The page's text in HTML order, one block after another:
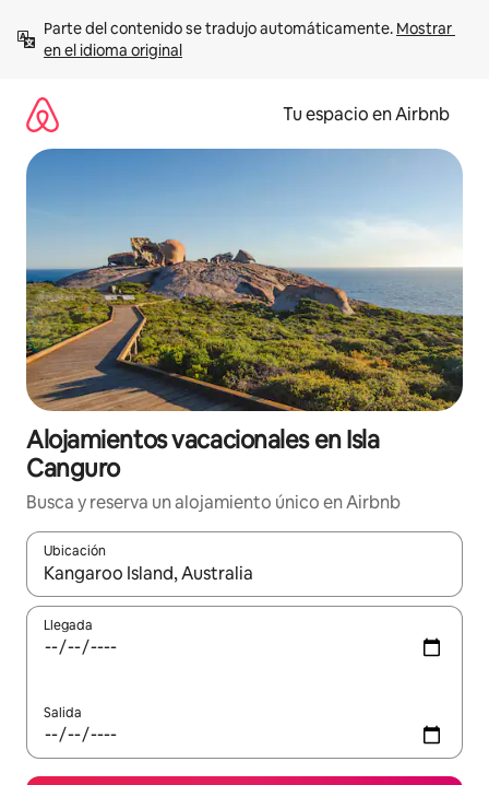
contenido
Parte del contenido se tradujo automáticamente. Mostrar
en el idioma original
Tu espacio en Airbnb
Alojamientos vacacionales en Isla
Canguro
Busca y reserva un alojamiento único en Airbnb
Ubicación
Cuando los resultados estén disponibles, podrás navegar
Llegada
Salida